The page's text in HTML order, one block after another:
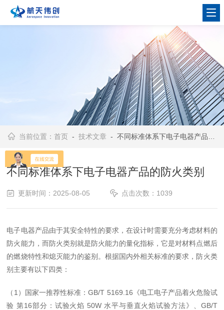
当前位置：首页 -技术文章 - 不同标准体系下电子电器产品的防火类别
不同标准体系下电子电器产品的防火类别
更新时间：2025-08-05 点击次数：1039
电子电器产品由于其安全特性的要求，在设计时需要充分考虑材料的
防火能力， 而防火类别就是防火能力的量化指标，它是对材料点燃后
的燃烧特性和熄灭能力的鉴别 。根据国内外相关标准的要求，防火类
别主要有以下四类：
（ 1 ） 国家一推荐性标准：GB/T 5169.16 《电工电子产品着火危险试
验 第16部分：试验火焰 50W 水平与垂直火焰试验方法》、 GB/T